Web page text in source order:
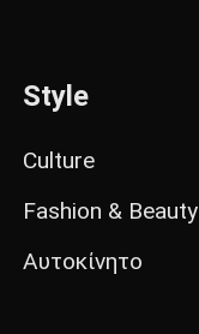
Style
Culture
Fashion & Beauty
Αυτοκίνητο